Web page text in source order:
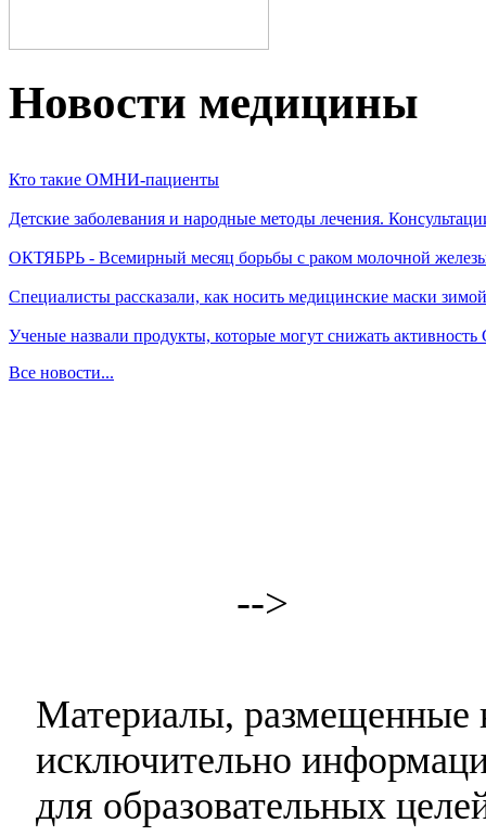
Новости медицины
Кто такие ОМНИ-пациенты
Детские заболевания и народные методы лечения.
ОКТЯБРЬ - Всемирный месяц борьбы с раком молочной
Специалисты рассказали, как носить медицинские маски зимой
Ученые назвали продукты, которые могут снижать
Все новости...
-->
Материалы, размещенные
исключительно
для образовательных